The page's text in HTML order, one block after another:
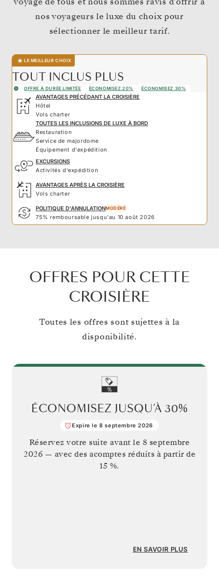
nos voyageurs le luxe du choix pour
sélectionner le meilleur tarif.
LE MEILLEUR CHOIX
TOUT INCLUS PLUS
OFFRE À DURÉE LIMITÉE ÉCONOMISEZ 20% ÉCONOMISEZ 30%
AVANTAGES PRÉCÉDANT LA CROISIÈRE
Hôtel
Vols charter
TOUTES LES INCLUSIONS DE LUXE À BORD
Restauration
Service de majordome
Équipement d'expédition
EXCURSIONS
Activités d'expédition
AVANTAGES APRÈS LA CROISIÈRE
Vols charter
POLITIQUE D'ANNULATIONMODÉRÉ
75% remboursable jusqu'au 10 août 2026
OFFRES POUR CETTE
CROISIÈRE
Toutes les offres sont sujettes à la
disponibilité.
ÉCONOMISEZ JUSQU’À 30%
Expire le 8 septembre 2026
Réservez votre suite avant le 8 septembre
2026 — avec des acomptes réduits à partir de
15 %.
EN SAVOIR PLUS